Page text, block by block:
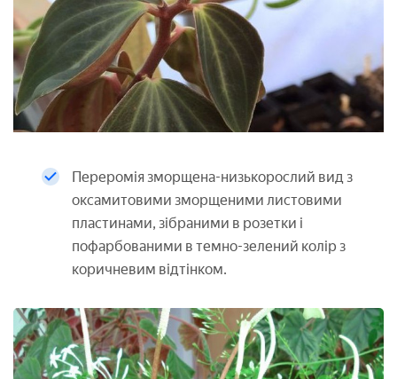
Переромія зморщена-низькорослий вид з
оксамитовими зморщеними листовими
пластинами, зібраними в розетки і
пофарбованими в темно-зелений колір з
коричневим відтінком.